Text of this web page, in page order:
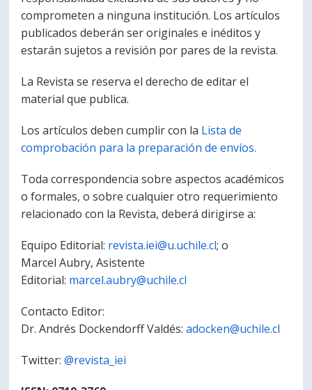
comprometen a ninguna institución. Los artículos
publicados deberán ser originales e inéditos y
estarán sujetos a revisión por pares de la revista.
La Revista se reserva el derecho de editar el
material que publica.
Los artículos deben cumplir con la Lista de
comprobación para la preparación de envíos.
Toda correspondencia sobre aspectos académicos
o formales, o sobre cualquier otro requerimiento
relacionado con la Revista, deberá dirigirse a:
Equipo Editorial: revista.iei@u.uchile.cl; o
Marcel Aubry, Asistente
Editorial: marcel.aubry@uchile.cl
Contacto Editor:
Dr. Andrés Dockendorff Valdés:adocken@uchile.cl
Twitter:@revista_iei